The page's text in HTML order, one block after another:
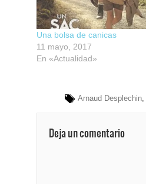
Una bolsa de canicas
11 mayo, 2017
En «Actualidad»
Arnaud Desplechin,
Deja un comentario